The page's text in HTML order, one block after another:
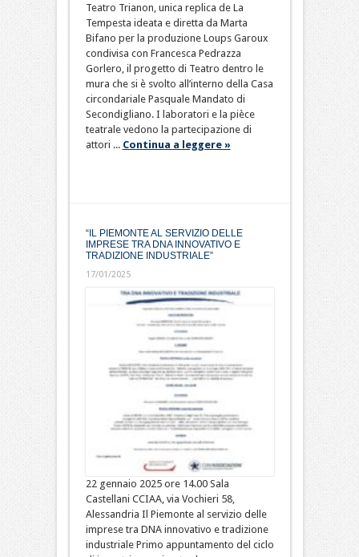
Teatro Trianon, unica replica de La
Tempesta ideata e diretta da Marta
Bifano per la produzione Loups Garoux
condivisa con Francesca Pedrazza
Gorlero, il progetto di Teatro dentro le
mura che si è svolto all’interno della Casa
circondariale Pasquale Mandato di
Secondigliano. I laboratori e la pièce
teatrale vedono la partecipazione di
attori ... Continua a leggere »
“IL PIEMONTE AL SERVIZIO DELLE
IMPRESE TRA DNA INNOVATIVO E
TRADIZIONE INDUSTRIALE”
17/01/2025
22 gennaio 2025 ore 14.00 Sala
Castellani CCIAA, via Vochieri 58,
Alessandria Il Piemonte al servizio delle
imprese tra DNA innovativo e tradizione
industriale Primo appuntamento del ciclo